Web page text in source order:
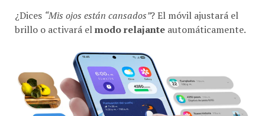
¿Dices “Mis ojos están cansados”? El móvil ajustará el
brillo o activará el modo relajante automáticamente.